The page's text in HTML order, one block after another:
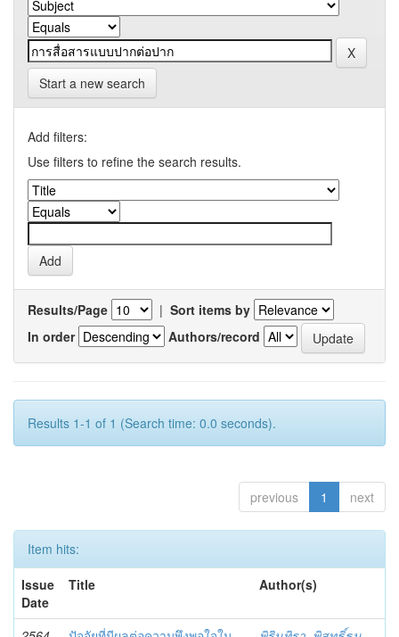
Start a new search
Add filters:
Use filters to refine the search results.
Results/Page | Sort items by
In order
Authors/record
Results 1-1 of 1 (Search time: 0.0 seconds).
previous 1 next
Item hits:
Issue
Date
Title Author(s)